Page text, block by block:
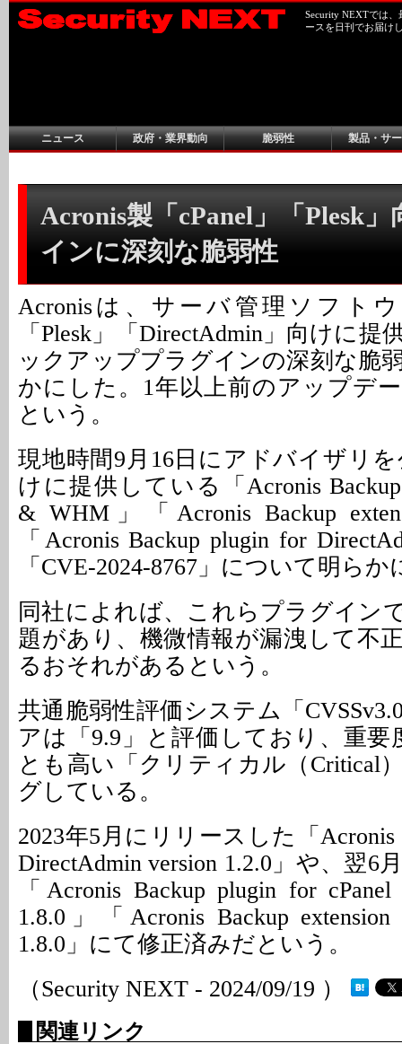
Security NEXTでは
ースを日刊でお届け
ニュース 政府・業界動向 脆弱性 製品・サ
Acronis製「cPanel」「Plesk
インに深刻な脆弱性
Acronisは、サーバ管理ソフトウ
「Plesk」「DirectAdmin」向けに提
ックアッププラグインの深刻な脆
かにした。1年以上前のアップデ
という。
現地時間9月16日にアドバイザリ
けに提供している「Acronis
& WHM」「Acronis Backup
「Acronis Backup plugin for
「CVE-2024-8767」について明ら
同社によれば、これらプラグイン
題があり、機微情報が漏洩して不
るおそれがあるという。
共通脆弱性評価システム「
アは「9.9」と評価しており、重要
とも高い「クリティカル（Critical
グしている。
2023年5月にリリースした「Acronis
DirectAdmin version 1.2.0」や、翌6
「Acronis Backup plugin for
1.8.0」「Acronis Backup extension
1.8.0」にて修正済みだという。
（Security NEXT - 2024/09/19 ）
関連リンク